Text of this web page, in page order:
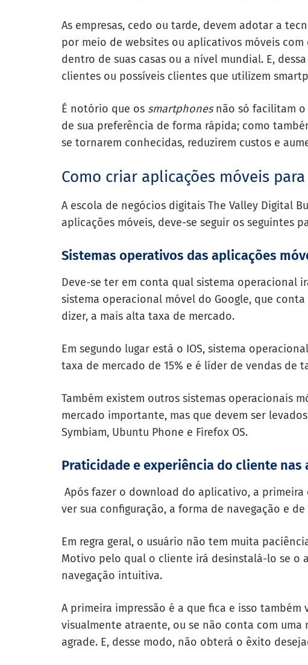
As empresas, cedo ou tarde, devem adotar a
por meio de websites ou aplicativos móveis com
dentro de suas casas ou a nível mundial. E,
clientes ou possíveis clientes que utilizem
É notório que os smartphonesnão só facilitam o
de sua preferência de forma rápida; como
se tornarem conhecidas, reduzirem custos e
Como criar aplicações móveis para
A escola de negócios digitais The Valley Digital
aplicações móveis, deve-se seguir os seguintes
Sistemas operativos das aplicações
Deve-se ter em conta qual sistema operacional
sistema operacional móvel do Google, que conta
dizer, a mais alta taxa de mercado.
Em segundo lugar está o IOS, sistema
taxa de mercado de 15% e é líder de vendas de
Também existem outros sistemas operacionais
mercado importante, mas que devem ser
Symbiam, Ubuntu Phone e Firefox OS.
Praticidade e experiência do cliente nas
Após fazer o download do aplicativo, a
ver sua configuração, a forma de navegação e
Em regra geral, o usuário não tem muita
Motivo pelo qual o cliente irá desinstalá-lo se o
navegação intuitiva.
A primeira impressão é a que fica e isso
visualmente atraente, ou se não conta com
agrade. E, desse modo, não obterá o êxito